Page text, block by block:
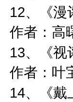
12、《漫
作者：高
13、《视
作者：叶
14、《戴